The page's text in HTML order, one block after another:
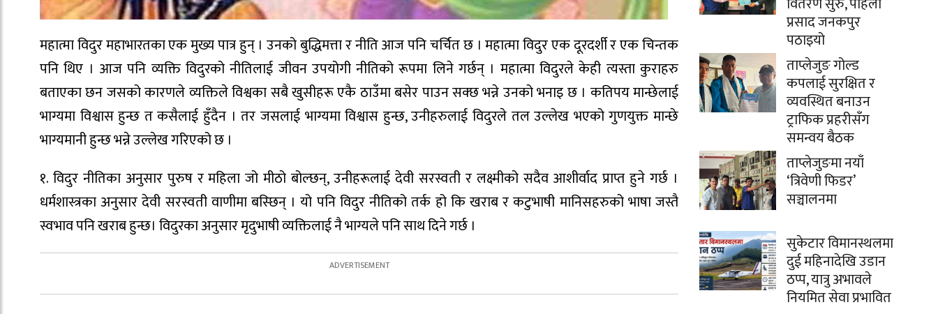
महात्मा विदुर महाभारतका एक मुख्य पात्र हुन् । उनको बुद्धिमत्ता र नीति आज पनि चर्चित छ । महात्मा विदुर एक दूरदर्शी र एक चिन्तक
पनि थिए । आज पनि व्यक्ति विदुरको नीतिलाई जीवन उपयोगी नीतिको रूपमा लिने गर्छन् । महात्मा विदुरले केही त्यस्ता कुराहरु
बताएका छन जसको कारणले व्यक्तिले विश्वका सबै खुसीहरू एकै ठाउँमा बसेर पाउन सक्छ भन्ने उनको भनाइ छ । कतिपय मान्छेलाई
भाग्यमा विश्वास हुन्छ त कसैलाई हुँदैन । तर जसलाई भाग्यमा विश्वास हुन्छ, उनीहरुलाई विदुरले तल उल्लेख भएको गुणयुक्त मान्छे
भाग्यमानी हुन्छ भन्ने उल्लेख गरिएको छ ।
१. विदुर नीतिका अनुसार पुरुष र महिला जो मीठो बोल्छन्, उनीहरूलाई देवी सरस्वती र लक्ष्मीको सदैव आशीर्वाद प्राप्त हुने गर्छ ।
धर्मशास्त्रका अनुसार देवी सरस्वती वाणीमा बस्छिन् । यो पनि विदुर नीतिको तर्क हो कि खराब र कटुभाषी मानिसहरुको भाषा जस्तै
स्वभाव पनि खराब हुन्छ। विदुरका अनुसार मृदुभाषी व्यक्तिलाई नै भाग्यले पनि साथ दिने गर्छ ।
प्रसाद जनकपुर
पठाइयो
ताप्लेजुङ गोल्ड
कपलाई सुरक्षित र
व्यवस्थित बनाउन
ट्राफिक प्रहरीसँग
समन्वय बैठक
ताप्लेजुङमा नयाँ
‘त्रिवेणी फिडर’
सञ्चालनमा
सुकेटार विमानस्थलमा
दुई महिनादेखि उडान
ठप्प, यात्रु अभावले
नियमित सेवा प्रभावित